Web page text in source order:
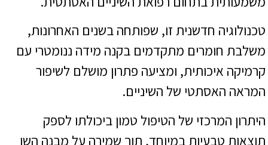
טכנולוגיה חדשנית זו, שפותחה בשנים האחרונות,
משלבת חומרים מתקדמים בקנה מידה ננומטרי עם
קרמיקה איכותית, ומציעה פתרון מושלם לשיפור
המראה האסתטי של השיניים.
היתרון המרכזי של הטיפול טמון ביכולתו לספק
תוצאות טבעיות במיוחד, תוך שמירה על מבנה השן